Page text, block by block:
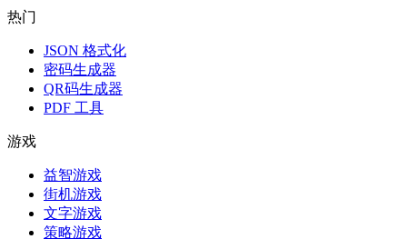
热门
JSON 格式化
密码生成器
QR码生成器
PDF 工具
游戏
益智游戏
街机游戏
文字游戏
策略游戏